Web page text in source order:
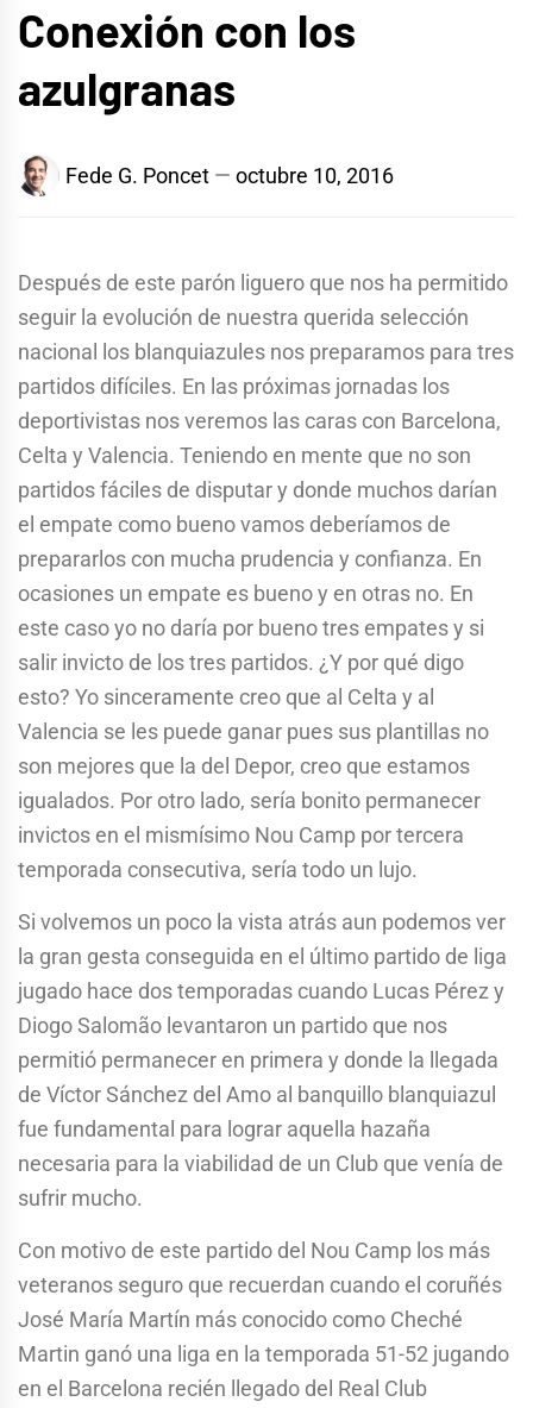
Conexión con los
azulgranas
Fede G. Poncet octubre 10, 2016
Después de este parón liguero que nos ha permitido
seguir la evolución de nuestra querida selección
nacional los blanquiazules nos preparamos para tres
partidos difíciles. En las próximas jornadas los
deportivistas nos veremos las caras con Barcelona,
Celta y Valencia. Teniendo en mente que no son
partidos fáciles de disputar y donde muchos darían
el empate como bueno vamos deberíamos de
prepararlos con mucha prudencia y confianza. En
ocasiones un empate es bueno y en otras no. En
este caso yo no daría por bueno tres empates y si
salir invicto de los tres partidos. ¿Y por qué digo
esto? Yo sinceramente creo que al Celta y al
Valencia se les puede ganar pues sus plantillas no
son mejores que la del Depor, creo que estamos
igualados. Por otro lado, sería bonito permanecer
invictos en el mismísimo Nou Camp por tercera
temporada consecutiva, sería todo un lujo.
Si volvemos un poco la vista atrás aun podemos ver
la gran gesta conseguida en el último partido de liga
jugado hace dos temporadas cuando Lucas Pérez y
Diogo Salomão levantaron un partido que nos
permitió permanecer en primera y donde la llegada
de Víctor Sánchez del Amo al banquillo blanquiazul
fue fundamental para lograr aquella hazaña
necesaria para la viabilidad de un Club que venía de
sufrir mucho.
Con motivo de este partido del Nou Camp los más
veteranos seguro que recuerdan cuando el coruñés
José María Martín más conocido como Cheché
Martin ganó una liga en la temporada 51-52 jugando
en el Barcelona recién llegado del Real Club